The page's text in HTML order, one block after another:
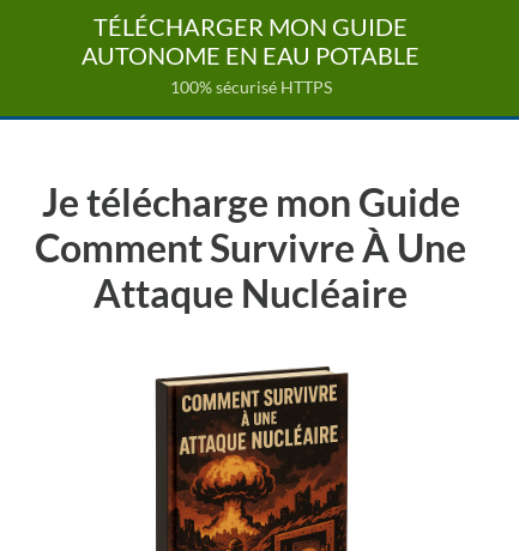
TÉLÉCHARGER MON GUIDE
AUTONOME EN EAU POTABLE
100% sécurisé HTTPS
Je télécharge mon Guide
Comment Survivre À Une
Attaque Nucléaire